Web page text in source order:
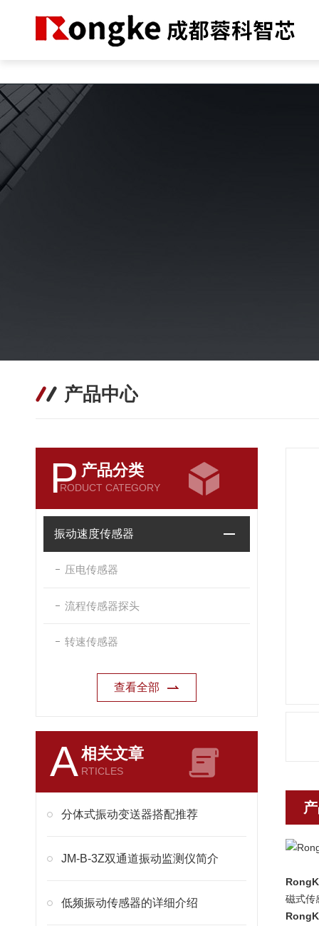
产品中心
P 产品分类
RODUCT CATEGORY
振动速度传感器
压电传感器
流程传感器探头
转速传感器
查看全部
A相关文章
RTICLES
分体式振动变送器搭配推荐
JM-B-3Z双通道振动监测仪简介
低频振动传感器的详细介绍
磁式传